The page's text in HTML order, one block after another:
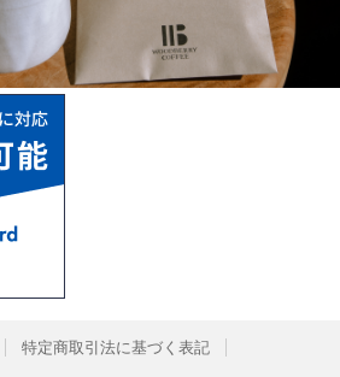
特定商取引法に基づく表記